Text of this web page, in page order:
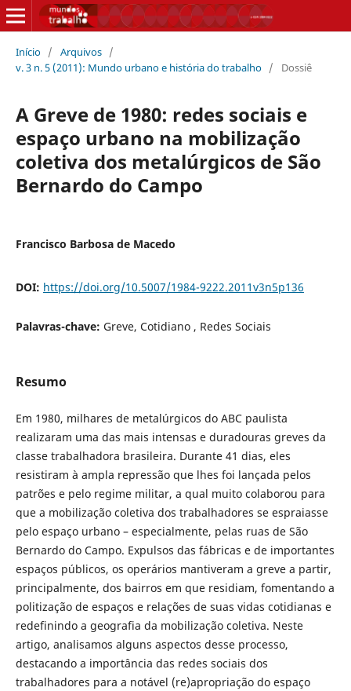
Início / Arquivos /
v. 3 n. 5 (2011): Mundo urbano e história do trabalho / Dossiê
A Greve de 1980: redes sociais e
espaço urbano na mobilização
coletiva dos metalúrgicos de São
Bernardo do Campo
Francisco Barbosa de Macedo
DOI: https://doi.org/10.5007/1984-9222.2011v3n5p136
Palavras-chave: Greve, Cotidiano , Redes Sociais
Resumo
Em 1980, milhares de metalúrgicos do ABC paulista
realizaram uma das mais intensas e duradouras greves da
classe trabalhadora brasileira. Durante 41 dias, eles
resistiram à ampla repressão que lhes foi lançada pelos
patrões e pelo regime militar, a qual muito colaborou para
que a mobilização coletiva dos trabalhadores se espraiasse
pelo espaço urbano – especialmente, pelas ruas de São
Bernardo do Campo. Expulsos das fábricas e de importantes
espaços públicos, os operários mantiveram a greve a partir,
principalmente, dos bairros em que residiam, fomentando a
politização de espaços e relações de suas vidas cotidianas e
redefinindo a geografia da mobilização coletiva. Neste
artigo, analisamos alguns aspectos desse processo,
destacando a importância das redes sociais dos
trabalhadores para a notável (re)apropriação do espaço